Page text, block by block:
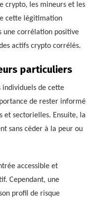
crypto, les mineurs et les
cette légitimation
une corrélation positive
actifs crypto corrélés.
particuliers
individuels de cette
de rester informé
et sectorielles. Ensuite, la
sans céder à la peur ou
accessible et
Cependant, une
profil de risque